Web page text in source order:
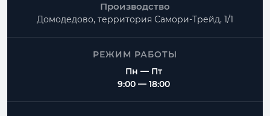
Производство
Домодедово, территория Самори-Трейд, 1/1
РЕЖИМ РАБОТЫ
Пн — Пт
9:00 — 18:00